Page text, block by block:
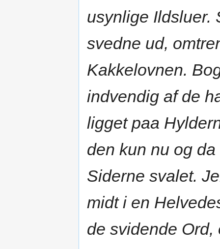
usynlige Ildsluer.
svedne ud,
Kakkelovnen.
indvendig af de
ligget paa
den kun nu og
Siderne svalet.
midt i en
de svidende